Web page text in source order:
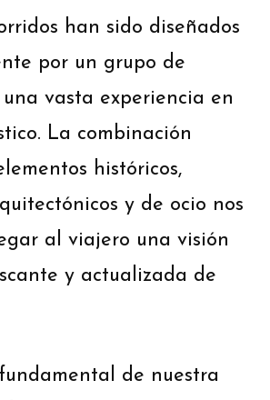
han sido diseñados
por un grupo de
vasta experiencia en
La combinación
históricos,
y de ocio nos
al viajero una visión
y actualizada de
de nuestra